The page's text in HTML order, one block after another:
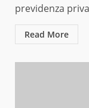
previdenza
Read More